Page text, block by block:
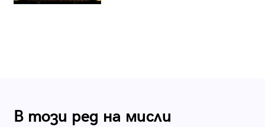
В този ред на мисли